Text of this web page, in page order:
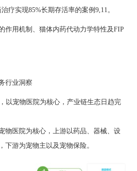
疗实现85%长期存活率的案例9,11。
作用机制、猫体内药代动力学特性及FIP
行业洞察
以宠物医院为核心，产业链生态日趋完
物医院为核心，上游以药品、器械、设
下游为宠物主以及宠物保险。